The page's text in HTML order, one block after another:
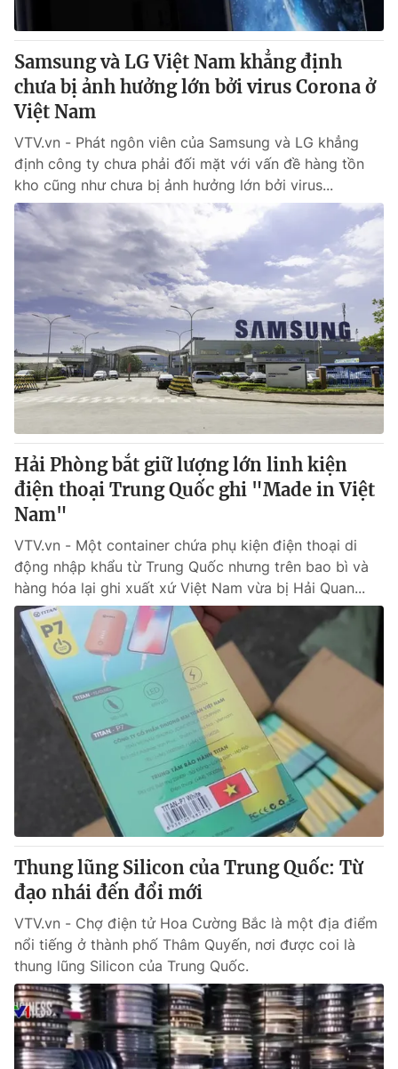
Samsung và LG Việt Nam khẳng định
chưa bị ảnh hưởng lớn bởi virus Corona ở
Việt Nam
VTV.vn - Phát ngôn viên của Samsung và LG khẳng
định công ty chưa phải đối mặt với vấn đề hàng tồn
kho cũng như chưa bị ảnh hưởng lớn bởi virus...
Hải Phòng bắt giữ lượng lớn linh kiện
điện thoại Trung Quốc ghi "Made in Việt
Nam"
VTV.vn - Một container chứa phụ kiện điện thoại di
động nhập khẩu từ Trung Quốc nhưng trên bao bì và
hàng hóa lại ghi xuất xứ Việt Nam vừa bị Hải Quan...
Thung lũng Silicon của Trung Quốc: Từ
đạo nhái đến đổi mới
VTV.vn - Chợ điện tử Hoa Cường Bắc là một địa điểm
nổi tiếng ở thành phố Thâm Quyến, nơi được coi là
thung lũng Silicon của Trung Quốc.